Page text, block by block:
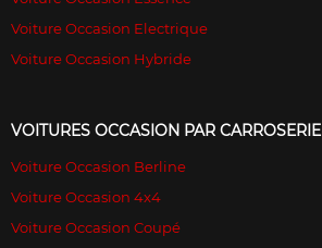
Voiture Occasion Electrique
Voiture Occasion Hybride
VOITURES OCCASION PAR CARROSERIE
Voiture Occasion Berline
Voiture Occasion 4x4
Voiture Occasion Coupé